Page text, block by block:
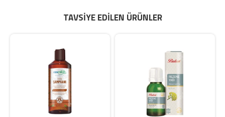
TAVSIYE EDILEN ÜRÜNLER